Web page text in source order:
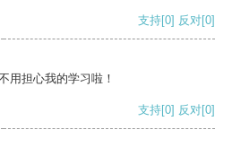
支持[0] 反对[0]
用担心我的学习啦！
支持[0] 反对[0]